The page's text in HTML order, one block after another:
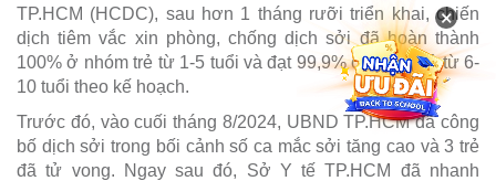
TP.HCM (HCDC), sau hơn 1 tháng rưỡi triển khai, chiến
dịch tiêm vắc xin phòng, chống dịch sởi đã hoàn thành
100% ở nhóm trẻ từ 1-5 tuổi và đạt 99,9% ở nhóm trẻ từ 6-
10 tuổi theo kế hoạch.
Trước đó, vào cuối tháng 8/2024, UBND TP.HCM đã công
bố dịch sởi trong bối cảnh số ca mắc sởi tăng cao và 3 trẻ
đã tử vong. Ngay sau đó, Sở Y tế TP.HCM đã nhanh
×